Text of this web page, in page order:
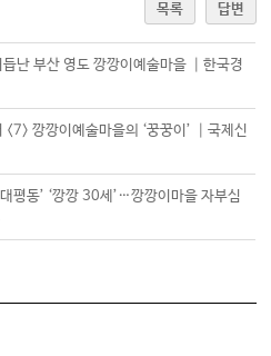
목록 답변
난 부산 영도 깡깡이예술마을 ┃한국경
<7> 깡깡이예술마을의 ‘꿍꿍이’ ┃국제신
평동’ ‘깡깡 30세’…깡깡이마을 자부심